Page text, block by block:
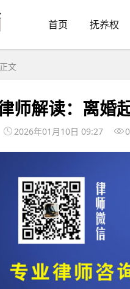
首页 抚养权
文
师解读：离婚
2026年01月10日 09:27 0